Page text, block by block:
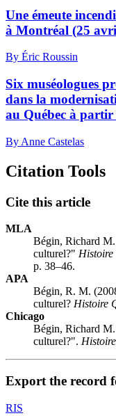
Une émeute
à Montréal (25
By Éric Roussin
Six muséologues
dans la
au Québec à partir
By Anne Castelas
Citation Tools
Cite this article
MLA
Bégin, Richard
culturel?" Histoire
p. 38–46.
APA
Bégin, R. M.
culturel? Histoire
Chicago
Bégin, Richard
culturel?".
Export the record
RIS